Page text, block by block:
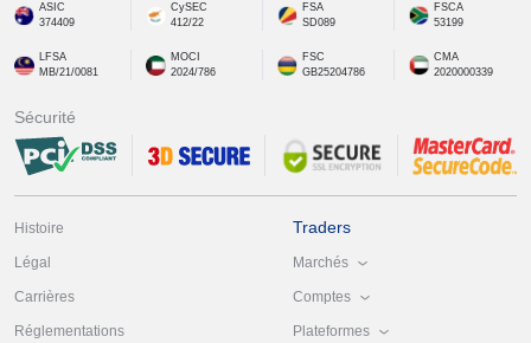
ASIC
374409
CySEC
412/22
FSA
SD089
FSCA
53199
LFSA
MB/21/0081
MOCI
2024/786
FSC
GB25204786
CMA
2020000339
Sécurité
Histoire
Légal
Carrières
Réglementations
Traders
Marchés
Comptes
Plateformes